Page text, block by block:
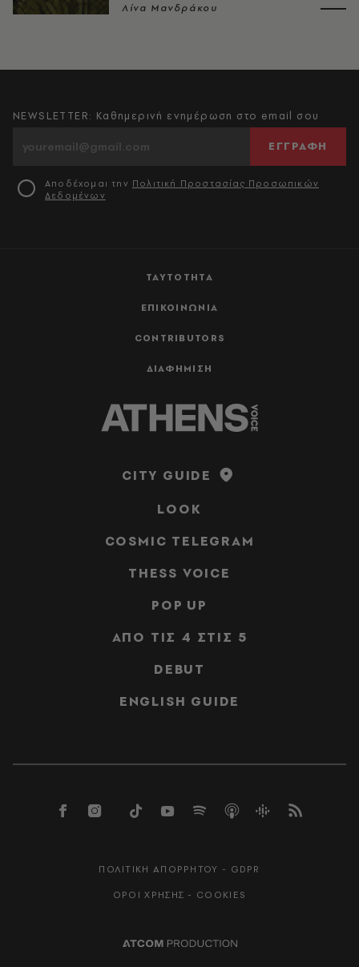
Λίνα Μανδράκου
ΤΑΥΤΟΤΗΤΑ
ΕΠΙΚΟΙΝΩΝΙΑ
CONTRIBUTORS
ΔΙΑΦΗΜΙΣΗ
NEWSLETTER: Καθημερινή ενημέρωση στο email σου
ΕΓΓΡΑΦΗ
Αποδέχομαι την Πολιτική Προστασίας Προσωπικών
Δεδομένων
CITY GUIDE
LOOK
COSMIC TELEGRAM
THESS VOICE
POP UP
ΑΠΟ ΤΙΣ 4 ΣΤΙΣ 5
DEBUT
ENGLISH GUIDE
ΠΟΛΙΤΙΚΗ ΑΠΟΡΡΗΤΟΥ - GDPR
ΟΡΟΙ ΧΡΗΣΗΣ - COOKIES